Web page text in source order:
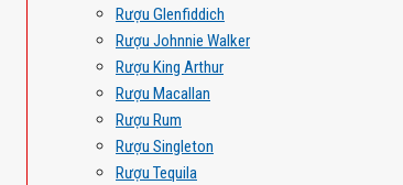
Rượu Glenfiddich
Rượu Johnnie Walker
Rượu King Arthur
Rượu Macallan
Rượu Rum
Rượu Singleton
Rượu Tequila